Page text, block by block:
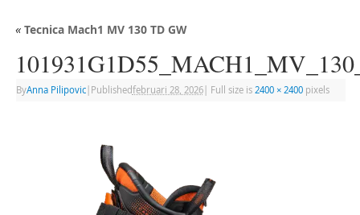
«Tecnica Mach1 MV 130 TD GW
ByAnna Pilipovic| Publishedfebruari 28, 2026| Full size is 2400 × 2400pixels